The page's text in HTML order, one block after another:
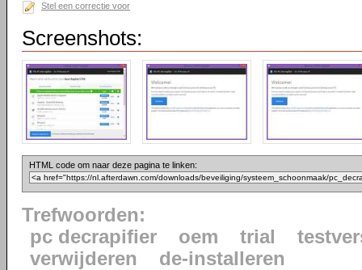
Stel een correctie voor
Screenshots:
HTML code om naar deze pagina te linken:
Trefwoorden:
pc decrapifier
oem trial
verwijderen
de-installeren